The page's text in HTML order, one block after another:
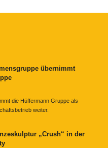
übernimmt
die Hüffermann Gruppe als
weiter.
„Crush“ in der